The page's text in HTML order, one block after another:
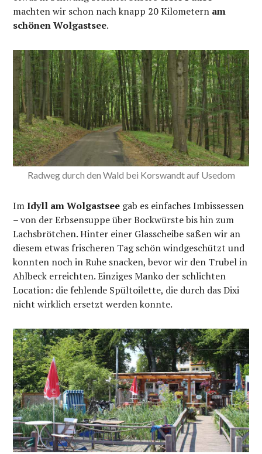
machten wir schon nach knapp 20 Kilometern am
schönen Wolgastsee.
Radweg durch den Wald bei Korswandt auf Usedom
ImIdyll am Wolgastsee gab es einfaches Imbissessen
– von der Erbsensuppe über Bockwürste bis hin zum
Lachsbrötchen. Hinter einer Glasscheibe saßen wir an
diesem etwas frischeren Tag schön windgeschützt und
konnten noch in Ruhe snacken, bevor wir den Trubel in
Ahlbeck erreichten. Einziges Manko der schlichten
Location: die fehlende Spültoilette, die durch das Dixi
nicht wirklich ersetzt werden konnte.